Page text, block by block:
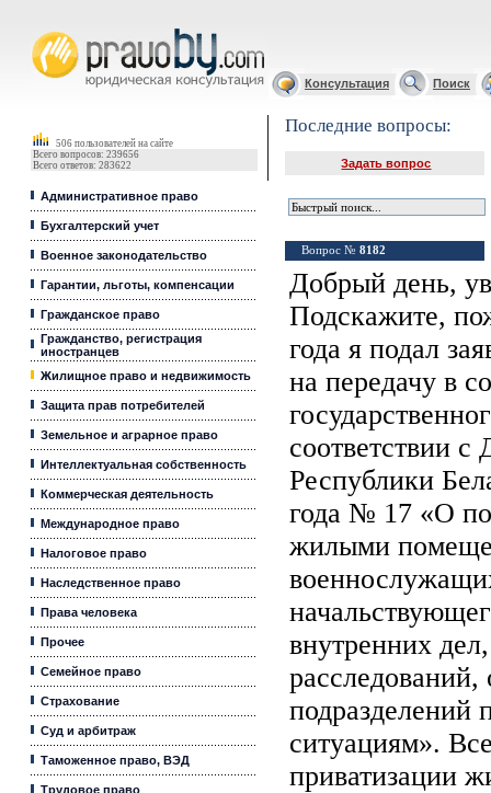
Консультация Поиск
506 пользователей на сайте
Всего вопросов: 239656
Всего ответов: 283622
Административное право
Бухгалтерский учет
Военное законодательство
Гарантии, льготы, компенсации
Гражданское право
Гражданство, регистрация
иностранцев
Жилищное право и недвижимость
Защита прав потребителей
Земельное и аграрное право
Интеллектуальная собственность
Коммерческая деятельность
Международное право
Налоговое право
Наследственное право
Права человека
Прочее
Семейное право
Страхование
Суд и арбитраж
Таможенное право, ВЭД
Трудовое право
Последние вопросы:
Задать вопрос
Вопрос № 8182
Добрый день,
Подскажите,
года я подал
на передачу в
соответствии с
Республики
года № 17 «О
жилыми
внутренних
расследований,
подразделений
ситуациям».
приватизации